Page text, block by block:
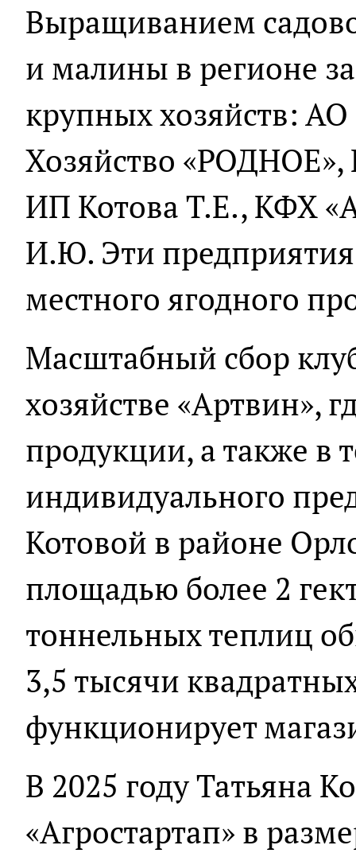
Выращиванием
и малины в регионе
крупных хозяйств:
Хозяйство
ИП Котова Т.Е., КФХ
И.Ю. Эти
местного ягодного
Масштабный сбор
хозяйстве «Артвин»,
продукции, а также в
индивидуального
Котовой в районе
площадью более 2
тоннельных теплиц
3,5 тысячи
функционирует
В 2025 году Татьяна
«Агростартап» в